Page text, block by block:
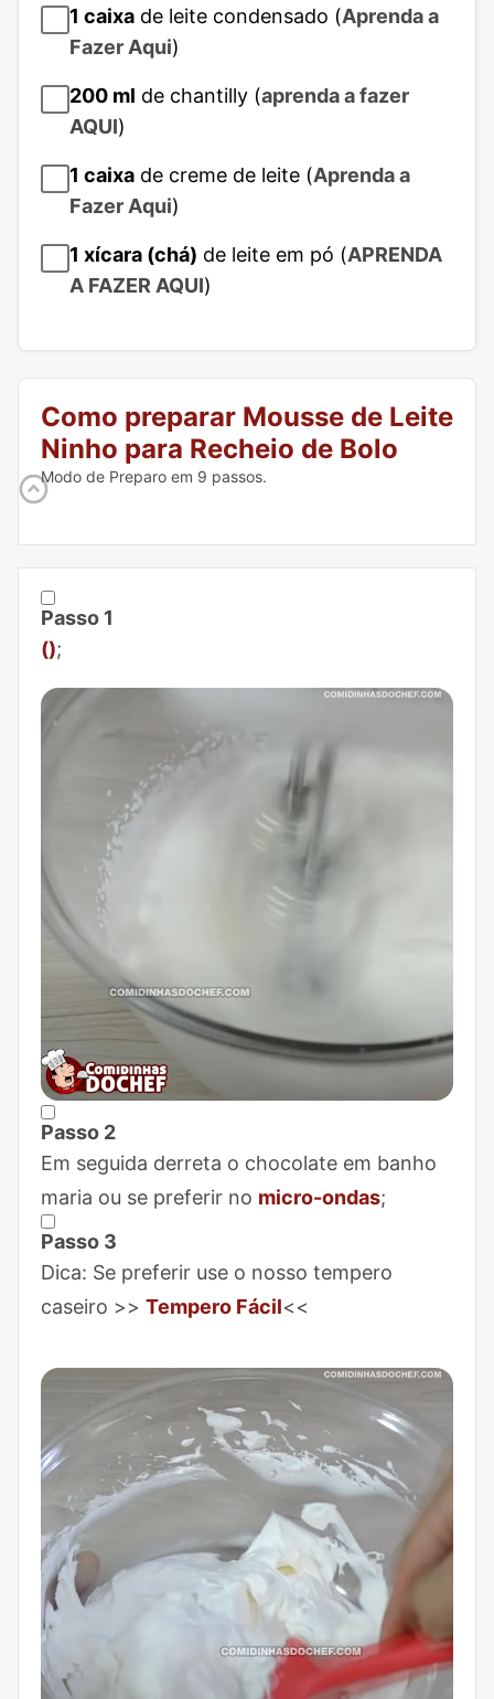
1 caixa de leite condensado (Aprenda a
Fazer Aqui)
200 ml de chantilly (aprenda a fazer
AQUI)
1 caixa de creme de leite (Aprenda a
Fazer Aqui)
1 xícara (chá) de leite em pó (APRENDA
A FAZER AQUI)
Como preparar Mousse de Leite
Ninho para Recheio de Bolo
Modo de Preparo em 9 passos.
Passo 1
Marcar Passo 1 como concluído
();
Passo 2
Marcar Passo 2 como concluído
Em seguida derreta o chocolate em banho
maria ou se preferir no micro-ondas;
Passo 3
Marcar Passo 3 como concluído
Dica: Se preferir use o nosso tempero
caseiro >> Tempero Fácil<<